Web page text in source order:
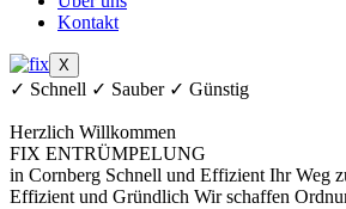
Kontakt
X
✓ Schnell ✓ Sauber ✓ Günstig
Herzlich Willkommen
FIX ENTRÜMPELUNG
in Cornberg Schnell und Effizient Ihr Weg
Effizient und Gründlich Wir schaffen